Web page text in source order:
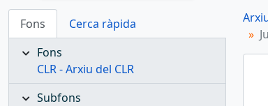
Fons
Cerca ràpida
Fons
CLR - Arxiu del CLR
Subfons